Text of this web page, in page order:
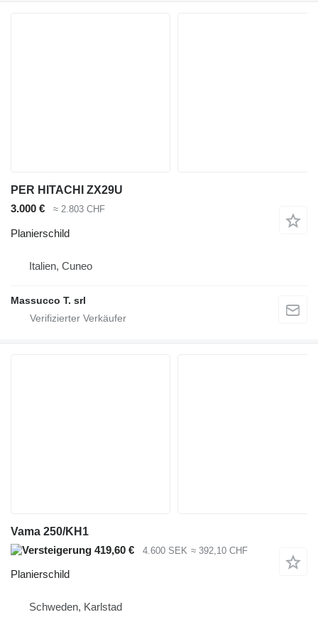
PER HITACHI ZX29U
3.000 €
≈ 2.803 CHF
Planierschild
Italien, Cuneo
Massucco T. srl
Vama 250/KH1
419,60 €
4.600 SEK ≈ 392,10 CHF
Planierschild
Schweden, Karlstad